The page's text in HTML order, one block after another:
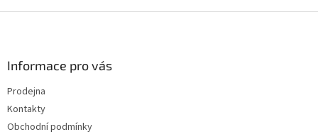
v
Informace pro vás
Prodejna
Kontakty
Obchodní podmínky